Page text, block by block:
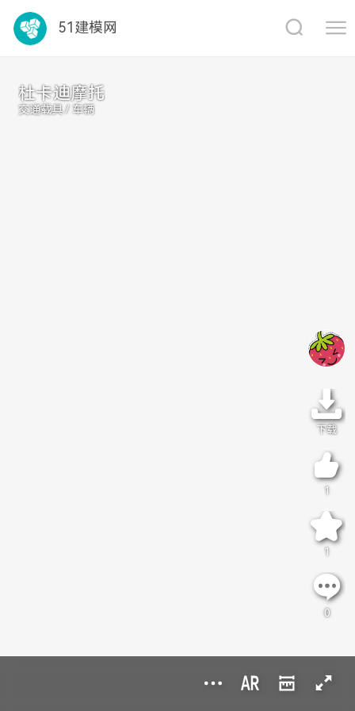
1688
51建模网
杜卡迪摩托
交通载具 / 车辆
下载
1
1
0